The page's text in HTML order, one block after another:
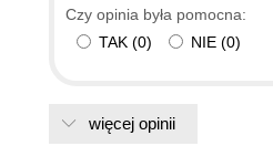
Czy opinia była pomocna:
TAK (0) NIE (0)
więcej opinii